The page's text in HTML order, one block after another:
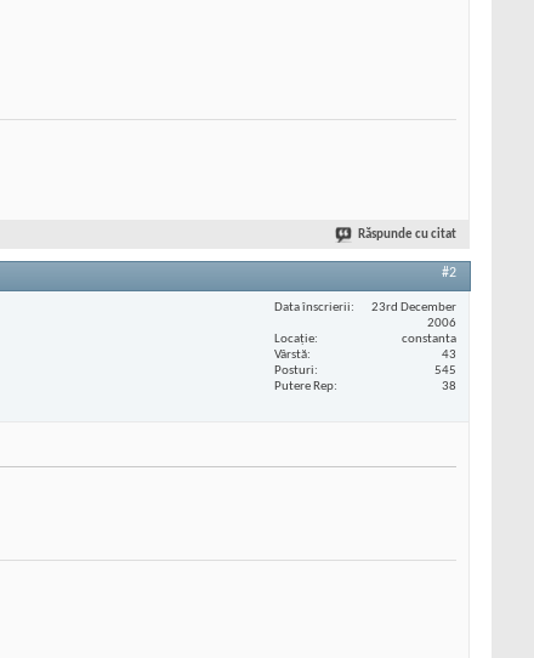
Răspunde cu citat
#2
Data înscrierii
23rd December
2006
Locaţie
constanta
Vârstă
43
Posturi
545
Putere Rep
38